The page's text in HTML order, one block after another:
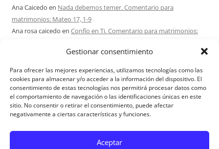
Gestionar consentimiento
Para ofrecer las mejores experiencias, utilizamos tecnologías como las
cookies para almacenar y/o acceder a la información del dispositivo. El
consentimiento de estas tecnologías nos permitirá procesar datos como
el comportamiento de navegación o las identificaciones únicas en este
sitio. No consentir o retirar el consentimiento, puede afectar
negativamente a ciertas características y funciones.
Aceptar
Ana Caicedo en Nada debemos temer. Comentario para
matrimonios: Mateo 17, 1-9
Ana rosa caicedo en Confío en Ti. Comentario para matrimonios:
en¿Ser o hacer? Comentario para Matrimonios:
Mateo 15, 1-2. 10-14
Maria Asuncion Herrero Mendezen¿Ser o hacer? Comentario para
Matrimonios: Mateo 15, 1-2. 10-14